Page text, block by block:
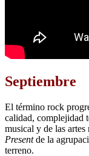
Septiembre
El término rock
calidad, complejidad
musical y de las
Presentde la
terreno.